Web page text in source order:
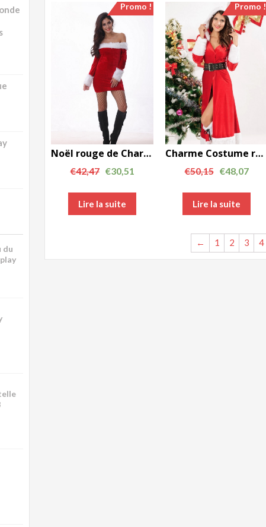
Promo !
Noël rouge de Charme Les femmes Costume Slash Neck Party Dress FCC00119
€42,47 €30,51
Lire la suite
Promo !
Charme Costume rouge de Noël femme Cardigan à capuche Robe longue FCC00146
€50,15 €48,07
Lire la suite
← 1 2 3 4
du